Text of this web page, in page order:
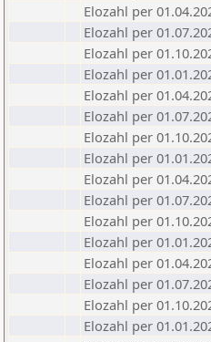
Elozahl per
Elozahl per
Elozahl per
Elozahl per
Elozahl per
Elozahl per
Elozahl per
Elozahl per
Elozahl per
Elozahl per
Elozahl per
Elozahl per
Elozahl per
Elozahl per
Elozahl per
Elozahl per